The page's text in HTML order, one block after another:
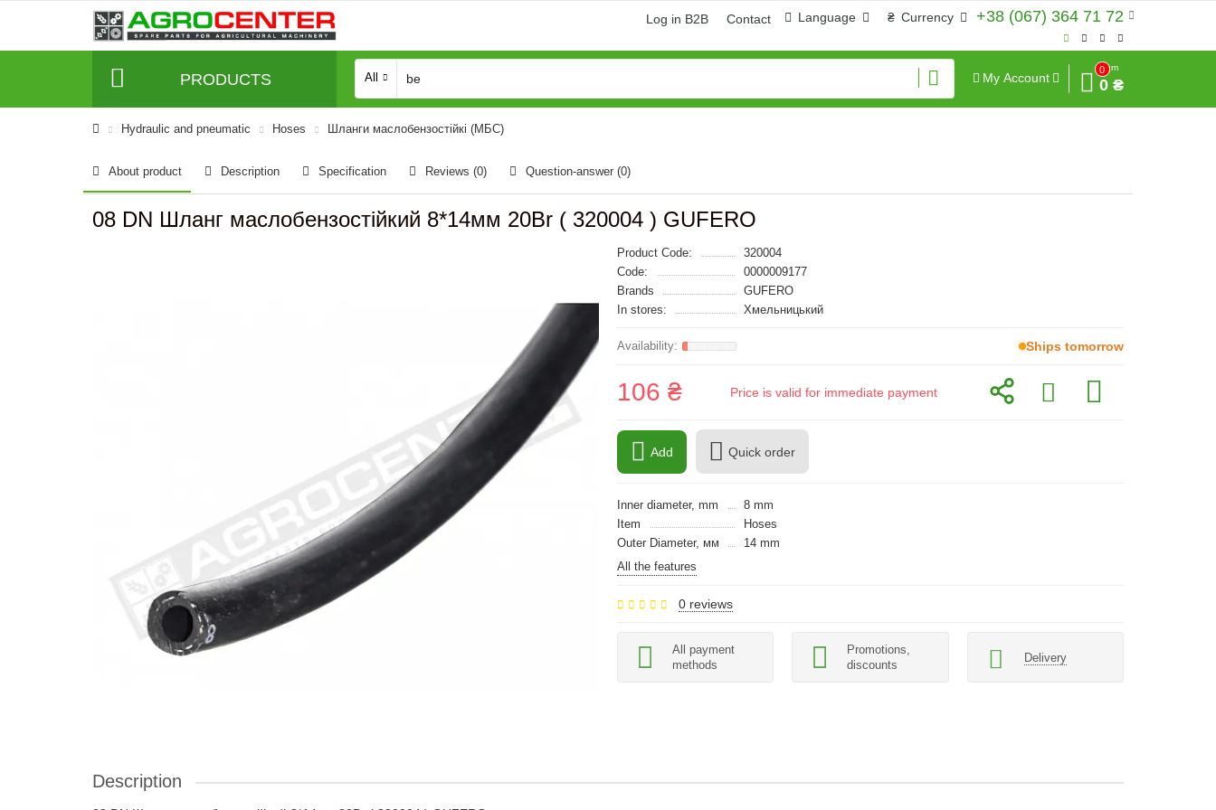
+38 (067) 364 71 72
₴ Currency
Language
Log in B2B Contact
PRODUCTS All My Account
0
Sum
0 ₴
Hydraulic and pneumatic Hoses Шланги маслобензостійкі (МБС)
About product Description Specification Reviews (0) Question-answer (0)
08 DN Шланг маслобензостійкий 8*14мм 20Br ( 320004 ) GUFERO
Product Code:
320004
Code:
0000009177
Brands
GUFERO
In stores:
Хмельницький
Ships tomorrow
106 ₴ Price is valid for immediate payment
Add Quick order
Inner diameter, mm
8 mm
Item
Hoses
Outer Diameter, мм
14 mm
All the features
0 reviews
All payment
methods
Promotions,
discounts
Delivery
Description